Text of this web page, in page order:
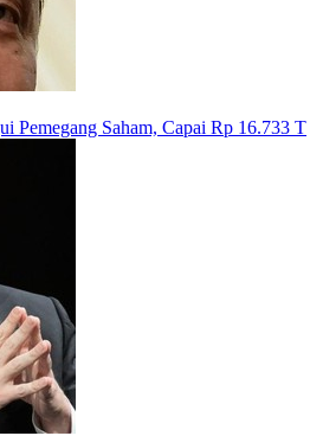
Pemegang Saham, Capai Rp 16.733 T